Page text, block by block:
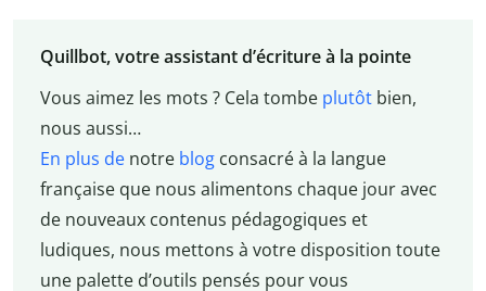
Quillbot, votre assistant d’écriture à la pointe
Vous aimez les mots ? Cela tombe plutôtbien,
nous aussi…
En plus denotre blogconsacré à la langue
française que nous alimentons chaque jour avec
de nouveaux contenus pédagogiques et
ludiques, nous mettons à votre disposition toute
une palette d’outils pensés pour vous